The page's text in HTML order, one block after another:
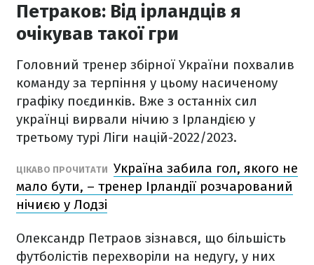
Петраков: Від ірландців я
очікував такої гри
Головний тренер збірної України похвалив
команду за терпіння у цьому насиченому
графіку поєдинків. Вже з останніх сил
українці вирвали нічию з Ірландією у
третьому турі Ліги націй-2022/2023.
ЦІКАВО ПРОЧИТАТИ Україна забила гол, якого не
мало бути, – тренер Ірландії розчарований
нічиєю у Лодзі
Олександр Петраов зізнався, що більшість
футболістів перехворіли на недугу, у них